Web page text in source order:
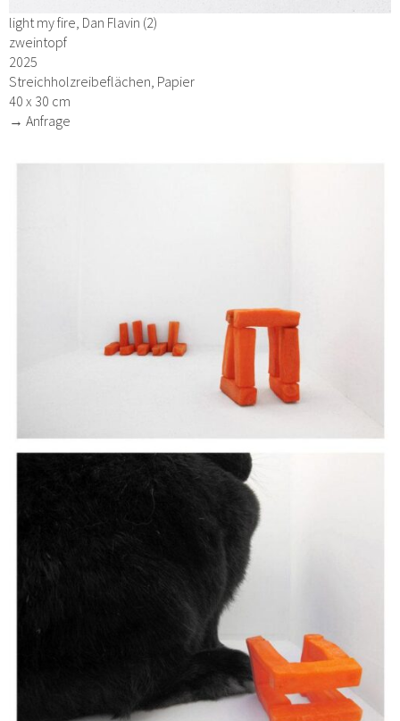
light my fire, Dan Flavin (2)
zweintopf
2025
Streichholzreibeflächen, Papier
40 x 30 cm
→ Anfrage